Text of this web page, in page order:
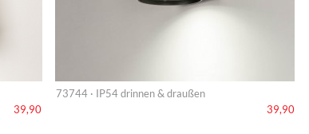
39,90
73744 · IP54 drinnen & draußen
39,90